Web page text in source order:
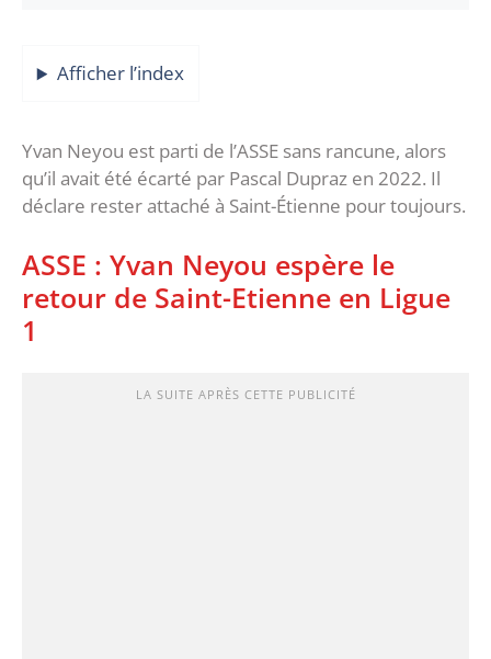
Afficher l’index
Yvan Neyou est parti de l’ASSE sans rancune, alors
qu’il avait été écarté par Pascal Dupraz en 2022. Il
déclare rester attaché à Saint-Étienne pour toujours.
ASSE : Yvan Neyou espère le
retour de Saint-Etienne en Ligue
1
LA SUITE APRÈS CETTE PUBLICITÉ